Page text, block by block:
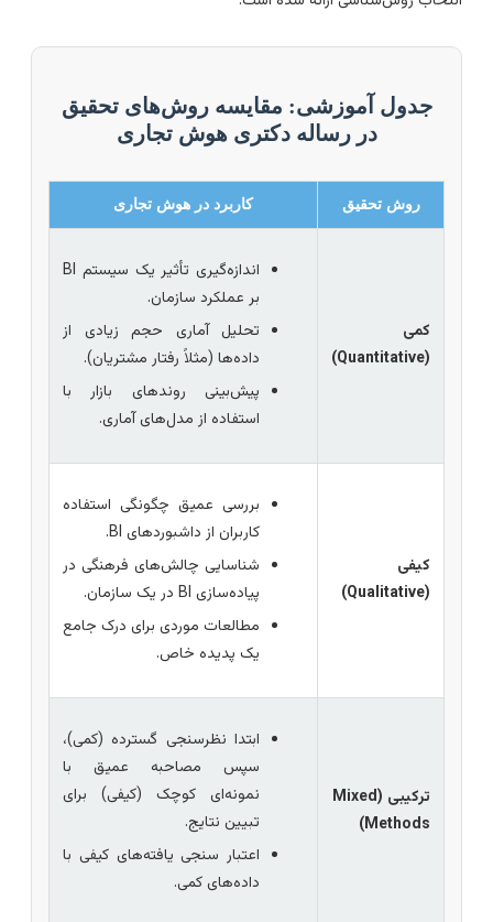
جدول آموزشی: مقایسه روش‌های تحقیق
در رساله دکتری هوش تجاری
روش تحقیق کاربرد در هوش تجاری
اندازه‌گیری تأثیر یک سیستم BI
بر عملکرد سازمان.
تحلیل آماری حجم زیادی از
داده‌ها (مثلاً رفتار مشتریان).
پیش‌بینی روندهای بازار با
استفاده از مدل‌های آماری.
بررسی عمیق چگونگی استفاده
کاربران از داشبوردهای BI.
شناسایی چالش‌های فرهنگی در
پیاده‌سازی BI در یک سازمان.
مطالعات موردی برای درک جامع
یک پدیده خاص.
ترکیبی (Mixed
Methods)
ابتدا نظرسنجی گسترده (کمی)،
سپس مصاحبه عمیق با
نمونه‌ای کوچک (کیفی) برای
تبیین نتایج.
اعتبار سنجی یافته‌های کیفی با
داده‌های کمی.